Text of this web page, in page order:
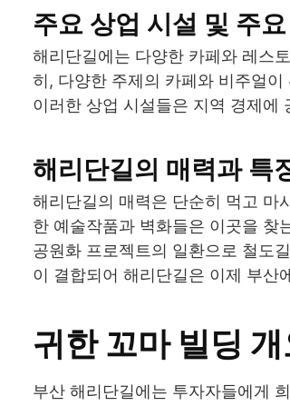
주요 상업 시설 및 주
해리단길에는 다양한 카페와 레스
히, 다양한 주제의 카페와 비주얼
이러한 상업 시설들은 지역 경제에
해리단길의 매력과 특
해리단길의 매력은 단순히 먹고 마
한 예술작품과 벽화들은 이곳을 찾
공원화 프로젝트의 일환으로 철도
이 결합되어 해리단길은 이제 부산
귀한 꼬마 빌딩
부산 해리단길에는 투자자들에게